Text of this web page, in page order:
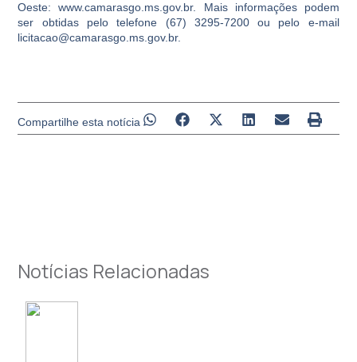
Oeste: www.camarasgo.ms.gov.br. Mais informações podem
ser obtidas pelo telefone (67) 3295-7200 ou pelo e-mail
licitacao@camarasgo.ms.gov.br.
Compartilhe esta notícia
Notícias Relacionadas